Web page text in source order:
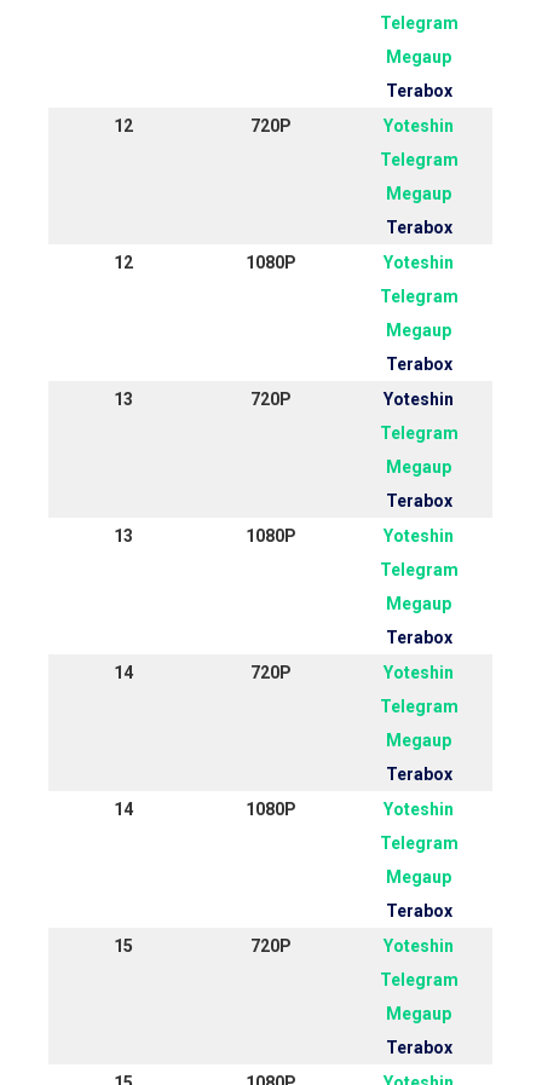
Telegram
Megaup
Terabox
12
720P
Yoteshin
Telegram
Megaup
Terabox
12
1080P
Yoteshin
Telegram
Megaup
Terabox
13
720P
Yoteshin
Telegram
Megaup
Terabox
13
1080P
Yoteshin
Telegram
Megaup
Terabox
14
720P
Yoteshin
Telegram
Megaup
Terabox
14
1080P
Yoteshin
Telegram
Megaup
Terabox
15
720P
Yoteshin
Telegram
Megaup
Terabox